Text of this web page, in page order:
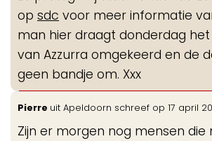
op sdc voor meer informatie
man hier draagt donderdag
van Azzurra omgekeerd en de
geen bandje om. Xxx
Pierre uit Apeldoorn schreef op 17 april
Zijn er morgen nog mensen die